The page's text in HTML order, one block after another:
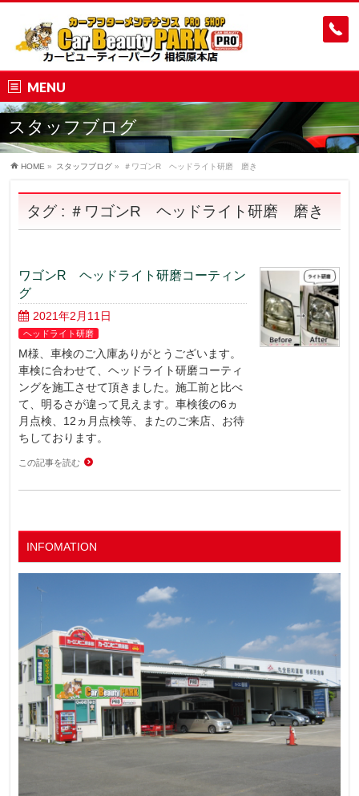
MENU
スタッフブログ
HOME » スタッフブログ » ＃ワゴンR ヘッドライト研磨 磨き
タグ : ＃ワゴンR ヘッドライト研磨 磨き
ワゴンR ヘッドライト研磨コーティン
グ
2021年2月11日
ヘッドライト研磨
M様、車検のご入庫ありがとうございます。
車検に合わせて、ヘッドライト研磨コーティ
ングを施工させて頂きました。施工前と比べ
て、明るさが違って見えます。車検後の6ヵ
月点検、12ヵ月点検等、またのご来店、お待
ちしております。
この記事を読む
INFOMATION